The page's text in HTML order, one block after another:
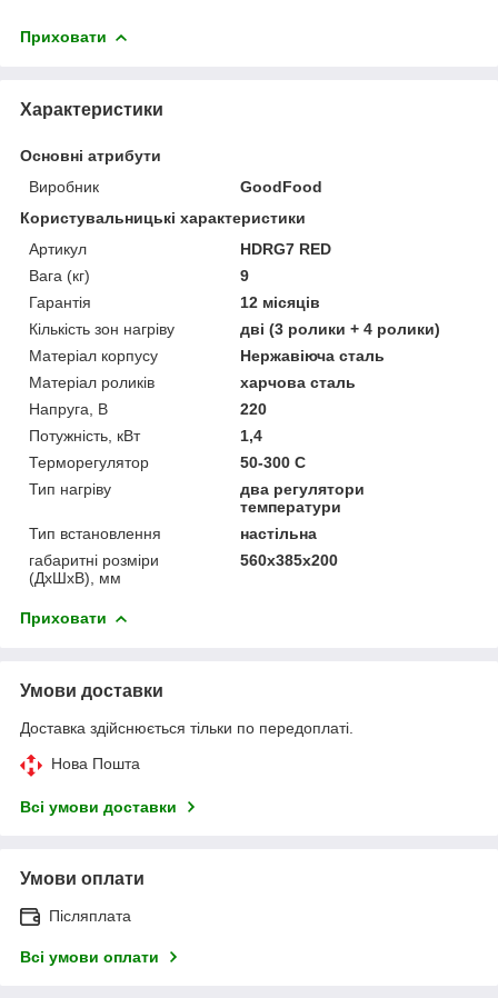
Приховати
Характеристики
Основні атрибути
Виробник
GoodFood
Користувальницькі характеристики
Артикул
HDRG7 RED
Вага (кг)
9
Гарантія
12 місяців
Кількість зон нагріву
дві (3 ролики + 4 ролики)
Матеріал корпусу
Нержавіюча сталь
Матеріал роликів
харчова сталь
Напруга, В
220
Потужність, кВт
1,4
Терморегулятор
50-300 С
Тип нагріву
два регулятори
температури
Тип встановлення
настільна
габаритні розміри
(ДхШхВ), мм
560x385x200
Приховати
Умови доставки
Доставка здійснюється тільки по передоплаті.
Нова Пошта
Всі умови доставки
Умови оплати
Післяплата
Всі умови оплати